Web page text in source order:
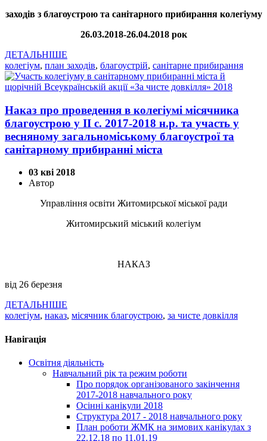
заходів з благоустрою та санітарного прибирання колегіуму
26.03.2018-26.04.2018 рок
ДЕТАЛЬНІШЕ
колегіум, план заходів, благоустрій, санітарне прибирання
Наказ про проведення в колегіумі місячника
благоустрою у ІІ с. 2017-2018 н.р. та участь у
весняному загальноміському благоустрої та
санітарному прибиранні міста
03 кві 2018
Автор
Управління освіти Житомирської міської ради
Житомирський міський колегіум
НАКАЗ
від 26 березня
ДЕТАЛЬНІШЕ
колегіум, наказ, місячник благоустрою, за чисте довкілля
Навігація
Освітня діяльність
Навчальний рік та режим роботи
Про порядок організованого закінчення
2017-2018 навчального року
Осінні канікули 2018
Структура 2017 - 2018 навчального року
План роботи ЖМК на зимових канікулах з
22.12.18 по 11.01.19